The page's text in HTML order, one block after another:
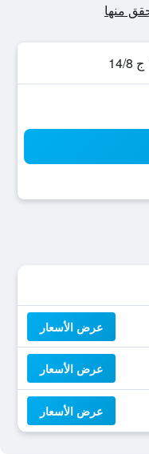
ج 14/8
عرض الأسعار
عرض الأسعار
عرض الأسعار